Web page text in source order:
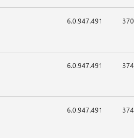
6.0.947.491
6.0.947.491
6.0.947.491